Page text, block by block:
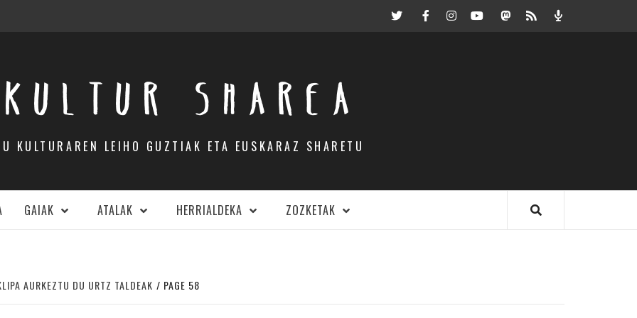
TwitterFacebookInstagramYoutubeMastodon.eus
RSS Podcast
KULTUR SHAREA
KULTURAREN LEIHO GUZTIAK ETA EUSKARAZ SHARETU
GAIAK ATALAK HERRIALDEKA ZOZKETAK
AURKEZTU DU URTZ TALDEAK PAGE 58